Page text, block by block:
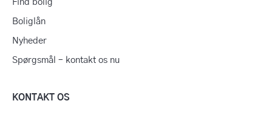
Find bolig
Boliglån
Nyheder
Spørgsmål – kontakt os nu
KONTAKT OS